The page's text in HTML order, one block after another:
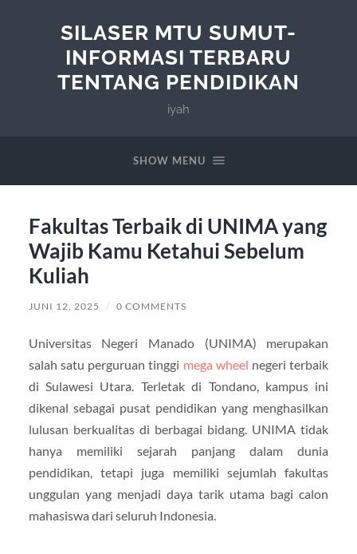
SILASER MTU SUMUT-
INFORMASI TERBARU
TENTANG PENDIDIKAN
iyah
SHOW MENU
Fakultas Terbaik di UNIMA yang
Wajib Kamu Ketahui Sebelum
Kuliah
JUNI 12, 2025 / 0 COMMENTS
Universitas Negeri Manado (UNIMA) merupakan
salah satu perguruan tinggi mega wheel negeri terbaik
di Sulawesi Utara. Terletak di Tondano, kampus ini
dikenal sebagai pusat pendidikan yang menghasilkan
lulusan berkualitas di berbagai bidang. UNIMA tidak
hanya memiliki sejarah panjang dalam dunia
pendidikan, tetapi juga memiliki sejumlah fakultas
unggulan yang menjadi daya tarik utama bagi calon
mahasiswa dari seluruh Indonesia.